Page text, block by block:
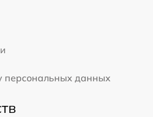
персональных данных